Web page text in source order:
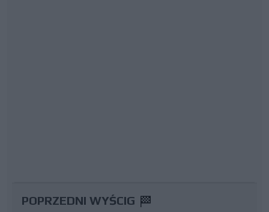
POPRZEDNI WYŚCIG